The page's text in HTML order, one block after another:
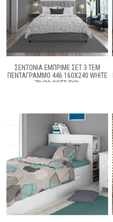
ΣΕΝΤΟΝΙΑ ΕΜΠΡΙΜΕ ΣΕΤ 3 ΤΕΜ
ΠΕΝΤΆΓΡΑΜΜΟ 446 160X240 WHITE
70/30 COTT/POL